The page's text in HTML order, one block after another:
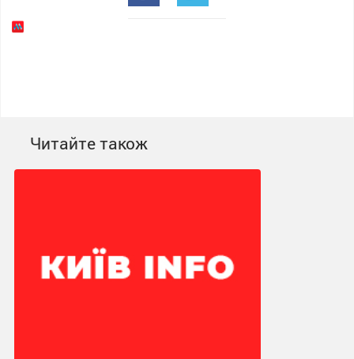
Читайте також